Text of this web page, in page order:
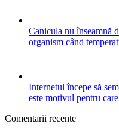
Canicula nu înseamnă
organism când
Internetul începe să
este motivul pentru
Comentarii recente